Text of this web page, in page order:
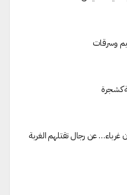
وسرقات
كشجرة
غرباء… عن رجال تقتلهم الغربة